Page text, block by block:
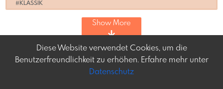
#KLASSIK
Show More
Diese Website verwendet Cookies, um die
Benutzerfreundlichkeit zu erhöhen. Erfahre mehr unter
Datenschutz